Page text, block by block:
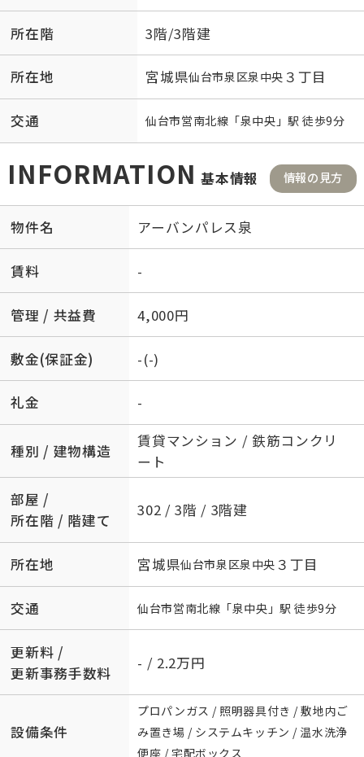
所在階 3階/3階建
所在地 宮城県仙台市泉区泉中央 ３丁目
交通 仙台市営南北線 「泉中央 」駅 徒歩9分
INFORMATION 基本情報 情報の見方
物件名 アーバンパレス泉
賃料 -
管理 / 共益費 4,000円
敷金(保証金) -(-)
礼金 -
種別 / 建物構造
賃貸マンション / 鉄筋コンクリ
ート
部屋 /
所在階 / 階建て
302 / 3階 / 3階建
所在地 宮城県仙台市泉区泉中央 ３丁目
交通 仙台市営南北線 「泉中央 」駅 徒歩9分
更新料 /
更新事務手数料
- / 2.2万円
設備条件
プロパンガス / 照明器具付き / 敷地内ご
み置き場 / システムキッチン / 温水洗浄
便座 / 宅配ボックス